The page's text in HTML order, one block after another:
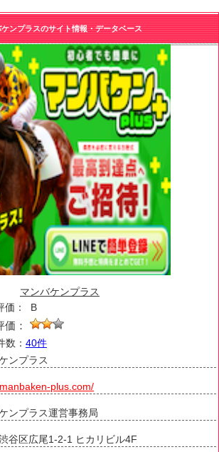
ンプラスのサイト情報・データベース
マンバケンプラス
価：
B
価：
数： 40件
ンプラス
plus.com/
ンプラス運営事務局
谷区広尾1-2-1 ヒカリビル4F